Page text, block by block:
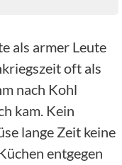
als armer Leute
oft als
nach Kohl
kam. Kein
lange Zeit keine
entgegen